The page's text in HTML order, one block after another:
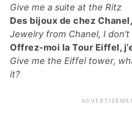
Give me a suite at the Ritz
Des bijoux de chez Chanel,
Jewelry from Chanel, I
Offrez-moi la Tour Eiffel, j
Give me the Eiffel tower,
it?